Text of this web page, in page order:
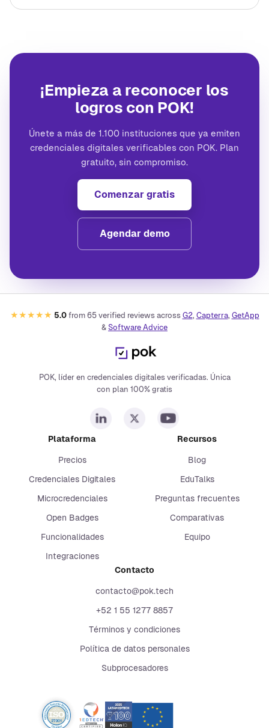
¡Empieza a reconocer los
logros con POK!
Únete a más de 1.100 instituciones que ya emiten
credenciales digitales verificables con POK. Plan
gratuito, sin compromiso.
Comenzar gratis
Agendar demo
★★★★★ 5.0 from 65verified reviews across G2, Capterra, GetApp
& Software Advice
POK, líder en credenciales digitales verificadas. Única
con plan 100% gratis
Plataforma
Precios
Credenciales Digitales
Microcredenciales
Open Badges
Funcionalidades
Integraciones
Recursos
Blog
EduTalks
Preguntas frecuentes
Comparativas
Equipo
Contacto
contacto@pok.tech
+52 1 55 1277 8857
Términos y condiciones
Política de datos personales
Subprocesadores